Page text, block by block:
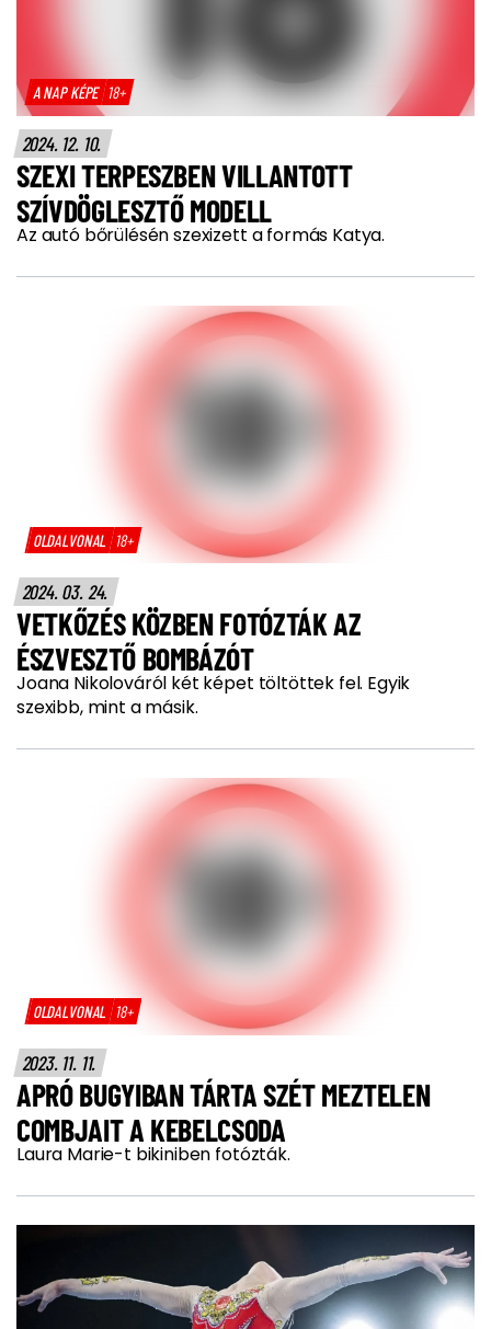
A NAP KÉPE 18+
2024. 12. 10.
SZEXI TERPESZBEN VILLANTOTT
SZÍVDÖGLESZTŐ MODELL
Az autó bőrülésén szexizett a formás Katya.
OLDALVONAL 18+
2024. 03. 24.
VETKŐZÉS KÖZBEN FOTÓZTÁK AZ
ÉSZVESZTŐ BOMBÁZÓT
Joana Nikolováról két képet töltöttek fel. Egyik
szexibb, mint a másik.
OLDALVONAL 18+
2023. 11. 11.
APRÓ BUGYIBAN TÁRTA SZÉT MEZTELEN
COMBJAIT A KEBELCSODA
Laura Marie-t bikiniben fotózták.